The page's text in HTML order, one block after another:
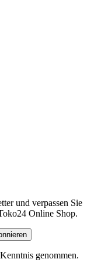
und verpassen Sie
Online Shop.
genommen.